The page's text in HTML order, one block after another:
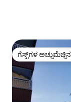
ಗೆಸ್ಟ್‌ಗಳ
ಗೆಸ್ಟ್‌ಗಳ